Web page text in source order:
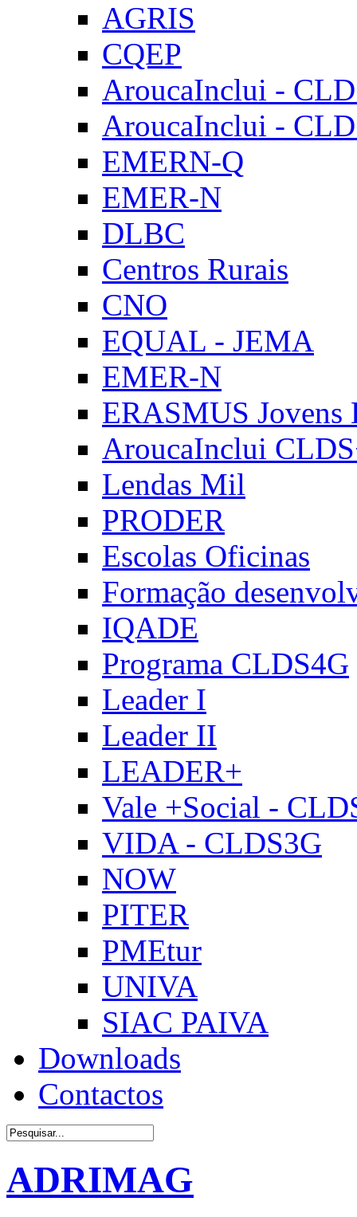
AGRIS
CQEP
AroucaInclui -
AroucaInclui -
EMERN-Q
EMER-N
DLBC
Centros Rurais
CNO
EQUAL - JEMA
EMER-N
ERASMUS Jovens
AroucaInclui
Lendas Mil
PRODER
Escolas Oficinas
Formação
IQADE
Programa CLDS4G
Leader I
Leader II
LEADER+
Vale +Social -
VIDA - CLDS3G
NOW
PITER
PMEtur
UNIVA
SIAC PAIVA
Downloads
Contactos
ADRIMAG